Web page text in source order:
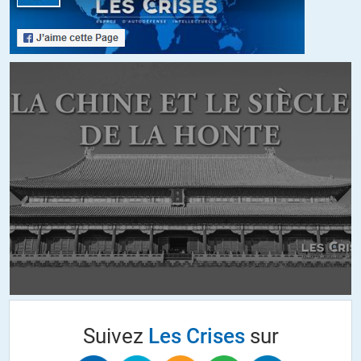
http://olivierdemeulenaere.wordpress.com/2014/01/20/les-elites-
francaises-ont-honte-de-la-france-m-f-bechtel/
ALERTER
Kiwixar// 21.01.2014 à 09h20
A la base de toutes les doctrines totalitaires se trouve l’abdication de
la population.
« L’abdication d’une démocratie peut prendre deux formes, soit le
recours à une dictature interne par la remise de tous les pouvoirs à
un homme providentiel, soit la délégation de ces pouvoirs à une
autorité extérieure, laquelle, au nom de la technique, exercera en
vient aisément à dicter une politique monétaire, budgétaire, sociale,
internationale. »
– Pierre Mendes-France, 1957 (il était contre le Traité de Rome)
Suivez Les Crisessur